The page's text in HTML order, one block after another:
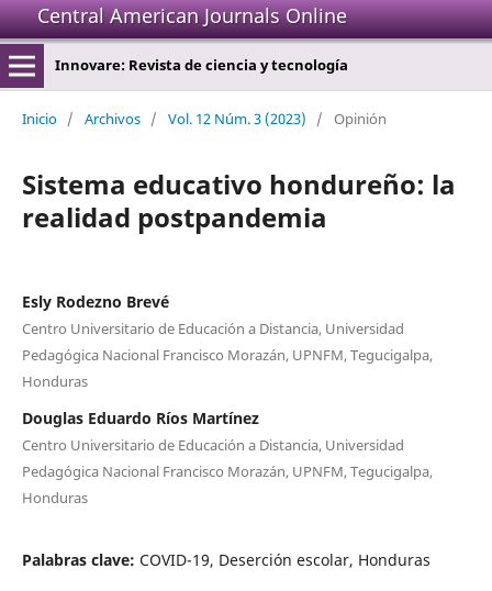
Central American Journals Online
Innovare: Revista de ciencia y tecnología
Inicio / Archivos / Vol. 12 Núm. 3 (2023) / Opinión
Sistema educativo hondureño: la
realidad postpandemia
Esly Rodezno Brevé
Centro Universitario de Educación a Distancia, Universidad
Pedagógica Nacional Francisco Morazán, UPNFM, Tegucigalpa,
Honduras
Douglas Eduardo Ríos Martínez
Centro Universitario de Educación a Distancia, Universidad
Pedagógica Nacional Francisco Morazán, UPNFM, Tegucigalpa,
Honduras
Palabras clave: COVID-19, Deserción escolar, Honduras